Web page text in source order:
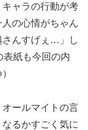
ャラの行動が考
の心情がちゃん
さんすげぇ…」し
表紙も今回の内
ールマイトの言
るかすごく気に